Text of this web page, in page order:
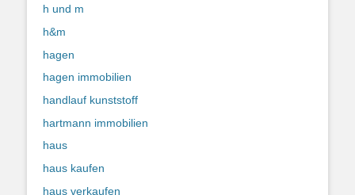
h und m
h&m
hagen
hagen immobilien
handlauf kunststoff
hartmann immobilien
haus
haus kaufen
haus verkaufen